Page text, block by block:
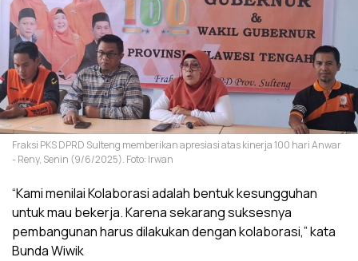
Fraksi PKS DPRD Sulteng memberikan apresiasi atas kinerja 100 hari Anwar
- Reny, Senin (9/6/2025). Foto: Irwan
“Kami menilai Kolaborasi adalah bentuk kesungguhan
untuk mau bekerja. Karena sekarang suksesnya
pembangunan harus dilakukan dengan kolaborasi,” kata
Bunda Wiwik